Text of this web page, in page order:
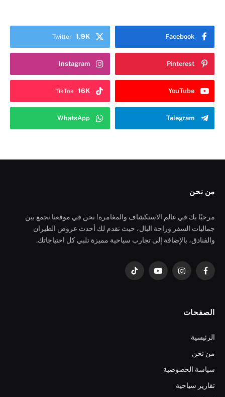
Facebook
Twitter 1.9K
Pinterest
Instagram
YouTube
TikTok 16K
Telegram
WhatsApp
من نحن
مرحبًا بك في عالم الاستكشاف والمغامرة! نحن في موقعنا نجمع بين
جماليات السفر وراحة البال، حيث نقدم لك أحدث عروض الطيران
والفنادق، بالإضافة إلى تجارب سياحية مميزة تلبي كل احتياجاتك.
فيسبوكالانستغراميوتيوب تيكتوك
الصفحات
الرئيسية
من نحن
سياسة الخصوصية
تقارير سياحية